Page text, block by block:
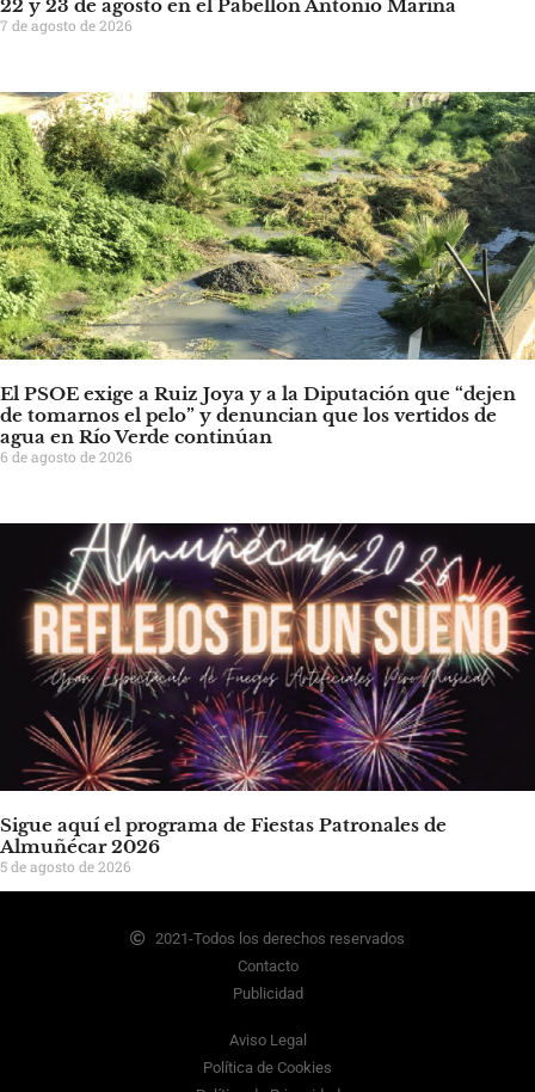
22 y 23 de agosto en el Pabellón Antonio Marina
7 de agosto de 2026
El PSOE exige a Ruiz Joya y a la Diputación que “dejen
de tomarnos el pelo” y denuncian que los vertidos de
agua en Río Verde continúan
6 de agosto de 2026
Sigue aquí el programa de Fiestas Patronales de
Almuñécar 2026
5 de agosto de 2026
2021-Todos los derechos reservados
Contacto
Publicidad
Aviso Legal
Política de Cookies